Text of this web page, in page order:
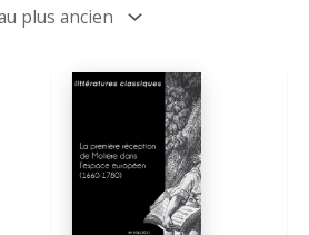
récent
ancien